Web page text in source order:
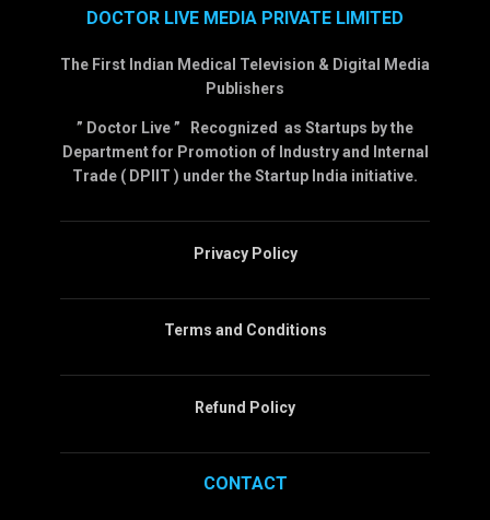
DOCTOR LIVE MEDIA PRIVATE LIMITED
The First Indian Medical Television & Digital Media
Publishers
” Doctor Live ” Recognized as Startups by the
Department for Promotion of Industry and Internal
Trade ( DPIIT ) under the Startup India initiative.
Privacy Policy
Terms and Conditions
Refund Policy
CONTACT